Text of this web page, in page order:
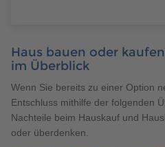
Haus bauen oder
im Überblick
Wenn Sie bereits zu einer Option
Entschluss mithilfe der folgenden
Nachteile beim Hauskauf und
oder überdenken.